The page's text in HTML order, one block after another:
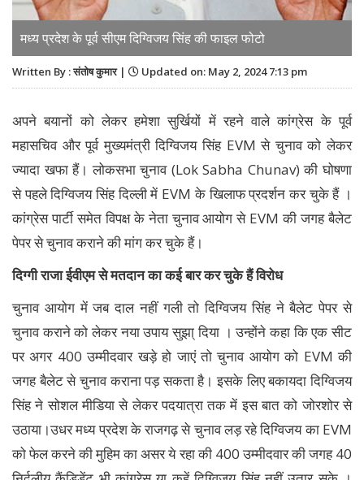
मध्य प्रदेश के पूर्व सीएम दिग्विजय सिंह की फाइल फोटो
Written By : संतोष कुमार | Updated on: May 2, 2024 7:13 pm
अपने बयानों को लेकर हमेशा सुर्खियों में रहने वाले कांग्रेस के पूर्व
महासचिव और पूर्व मुख्यमंत्री दिग्विजय सिंह EVM से चुनाव को लेकर
ज्यादा खफा हैं। लोकसभा चुनाव (Lok Sabha Chunav) की घोषणा
से पहले दिग्विजय सिंह दिल्ली में EVM के खिलाफ प्रदर्शन कर चुके हैं ।
कांग्रेस पार्टी समेत विपक्ष के नेता चुनाव आयोग से EVM की जगह बैलेट
पेपर से चुनाव कराने की मांग कर चुके हैं।
दिग्गी राजा ईवीएम से मतदान का कई बार कर चुके हैं विरोध
चुनाव आयोग में जब दाल नहीं गली तो दिग्विजय सिंह ने बैलेट पेपर से
चुनाव कराने को लेकर नया उपाय सुझा् दिया । उन्होंने कहा कि एक सीट
पर अगर 400 उम्मीदवार खड़े हो जाएं तो चुनाव आयोग को EVM की
जगह बैलेट से चुनाव कराना पड़ सकता है। इसके लिए बकायदा दिग्विजय
सिंह ने सोशल मीडिया से लेकर पदयात्रा तक में इस बात को जोरशोर से
उठाया।उधर मध्य प्रदेश के राजगढ़ से चुनाव लड़ रहे दिग्विजय का EVM
को फेल करने की मुहिम का असर ये रहा की 400 उम्मीदवार की जगह 40